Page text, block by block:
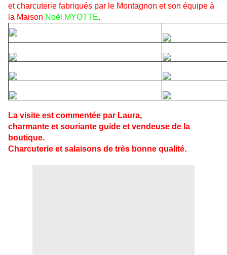
et charcuterie fabriqués par le Montagnon et son équipe à
la Maison Noël MYOTTE.
La visite est commentée par Laura,
charmante et souriante guide et vendeuse de la
boutique.
Charcuterie et salaisons de très bonne qualité.